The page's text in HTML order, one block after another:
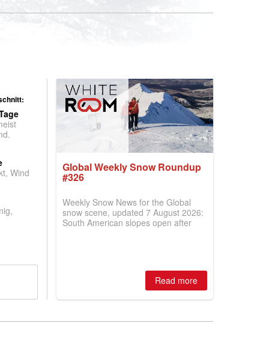
Wind
Global Weekly Snow Roundup
#326
Weekly Snow News for the Global
snow scene, updated 7 August 2026:
South American slopes open after
two outdoor areas still open.
Read more